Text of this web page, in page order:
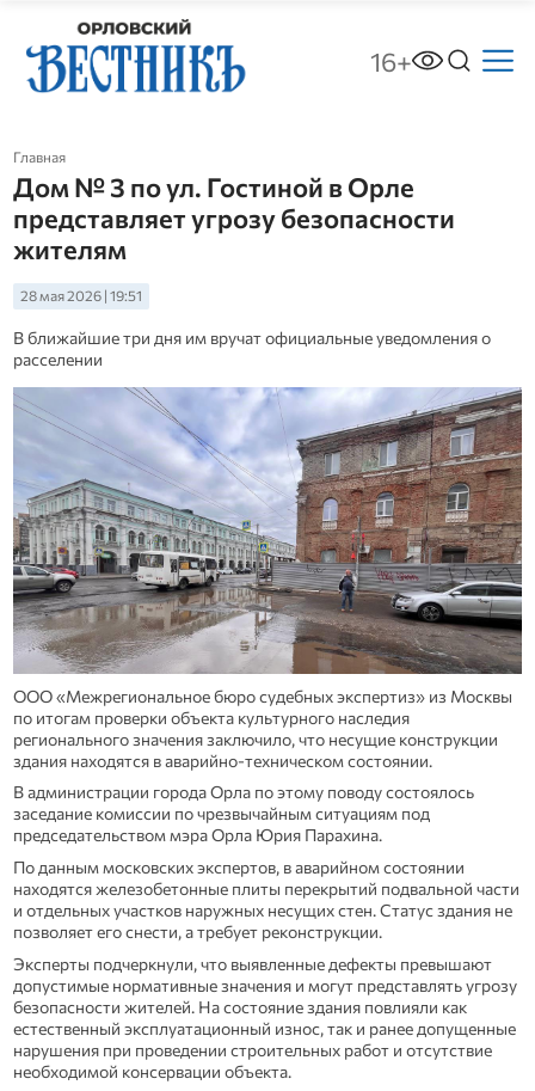
16+
Главная
Дом № 3 по ул. Гостиной в Орле
представляет угрозу безопасности
жителям
28 мая 2026 | 19:51
В ближайшие три дня им вручат официальные уведомления о
расселении
ООО «Межрегиональное бюро судебных экспертиз» из Москвы
по итогам проверки объекта культурного наследия
регионального значения заключило, что несущие конструкции
здания находятся в аварийно-техническом состоянии.
В администрации города Орла по этому поводу состоялось
заседание комиссии по чрезвычайным ситуациям под
председательством мэра Орла Юрия Парахина.
По данным московских экспертов, в аварийном состоянии
находятся железобетонные плиты перекрытий подвальной части
и отдельных участков наружных несущих стен. Статус здания не
позволяет его снести, а требует реконструкции.
Эксперты подчеркнули, что выявленные дефекты превышают
допустимые нормативные значения и могут представлять угрозу
безопасности жителей. На состояние здания повлияли как
естественный эксплуатационный износ, так и ранее допущенные
нарушения при проведении строительных работ и отсутствие
необходимой консервации объекта.